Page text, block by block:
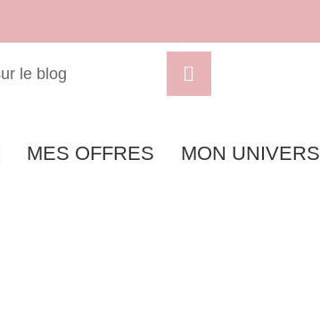
MES OFFRES MON UNIVERS